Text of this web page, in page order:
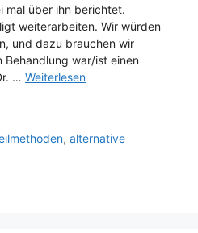
mal über ihn berichtet.
weiterarbeiten. Wir würden
und dazu brauchen wir
Behandlung war/ist einen
… Weiterlesen
,alternative